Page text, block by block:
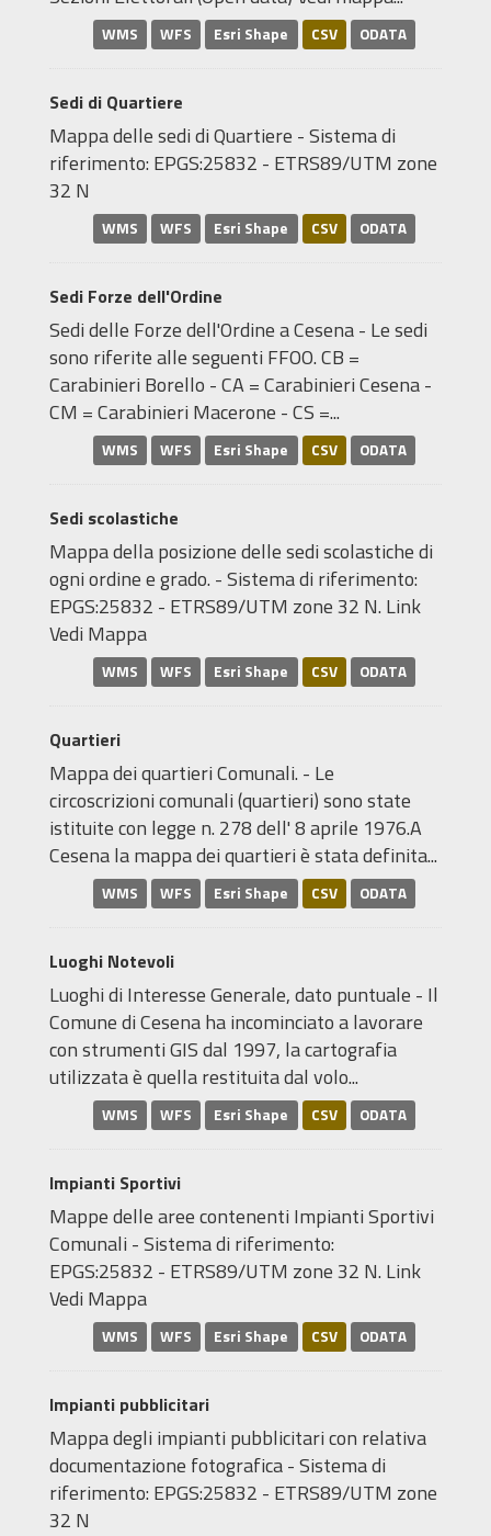
WMS WFS Esri Shape CSV ODATA
Sedi di Quartiere
Mappa delle sedi di Quartiere - Sistema di
riferimento: EPGS:25832 - ETRS89/UTM zone
32 N
WMS WFS Esri Shape CSV ODATA
Sedi Forze dell'Ordine
Sedi delle Forze dell'Ordine a Cesena - Le sedi
sono riferite alle seguenti FFOO. CB =
Carabinieri Borello - CA = Carabinieri Cesena -
CM = Carabinieri Macerone - CS =...
WMS WFS Esri Shape CSV ODATA
Sedi scolastiche
Mappa della posizione delle sedi scolastiche di
ogni ordine e grado. - Sistema di riferimento:
EPGS:25832 - ETRS89/UTM zone 32 N. Link
Vedi Mappa
WMS WFS Esri Shape CSV ODATA
Quartieri
Mappa dei quartieri Comunali. - Le
circoscrizioni comunali (quartieri) sono state
istituite con legge n. 278 dell' 8 aprile 1976.A
Cesena la mappa dei quartieri è stata definita...
WMS WFS Esri Shape CSV ODATA
Luoghi Notevoli
Luoghi di Interesse Generale, dato puntuale - Il
Comune di Cesena ha incominciato a lavorare
con strumenti GIS dal 1997, la cartografia
utilizzata è quella restituita dal volo...
WMS WFS Esri Shape CSV ODATA
Impianti Sportivi
Mappe delle aree contenenti Impianti Sportivi
Comunali - Sistema di riferimento:
EPGS:25832 - ETRS89/UTM zone 32 N. Link
Vedi Mappa
WMS WFS Esri Shape CSV ODATA
Impianti pubblicitari
Mappa degli impianti pubblicitari con relativa
documentazione fotografica - Sistema di
riferimento: EPGS:25832 - ETRS89/UTM zone
32 N